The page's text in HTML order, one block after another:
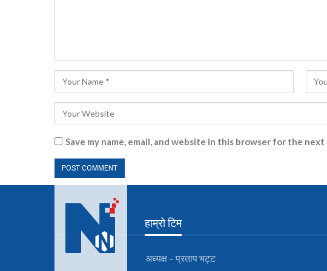
Save my name, email, and website in this browser for the next
हाम्रो टिम
अध्यक्ष – प्रताप भट्ट